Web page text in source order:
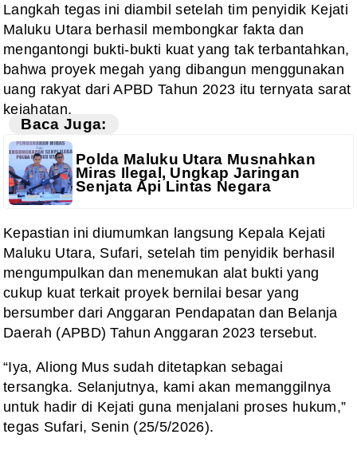
Langkah tegas ini diambil setelah tim penyidik Kejati
Maluku Utara berhasil membongkar fakta dan
mengantongi bukti-bukti kuat yang tak terbantahkan,
bahwa proyek megah yang dibangun menggunakan
uang rakyat dari APBD Tahun 2023 itu ternyata sarat
kejahatan.
Baca Juga:
Polda Maluku Utara Musnahkan
Miras Ilegal, Ungkap Jaringan
Senjata Api Lintas Negara
Kepastian ini diumumkan langsung Kepala Kejati
Maluku Utara, Sufari, setelah tim penyidik berhasil
mengumpulkan dan menemukan alat bukti yang
cukup kuat terkait proyek bernilai besar yang
bersumber dari Anggaran Pendapatan dan Belanja
Daerah (APBD) Tahun Anggaran 2023 tersebut.
“Iya, Aliong Mus sudah ditetapkan sebagai
tersangka. Selanjutnya, kami akan memanggilnya
untuk hadir di Kejati guna menjalani proses hukum,”
tegas Sufari, Senin (25/5/2026).